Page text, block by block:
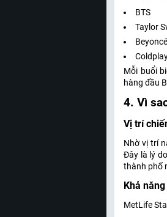
BTS
Taylor
Beyoncé
Mỗi buổi
hàng đầu
4. Vì
Vị trí
Nhờ vị trí
Đây là lý
thành phố
Khả
MetLife